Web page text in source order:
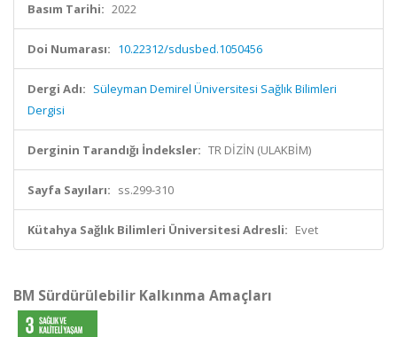
Basım Tarihi: 2022
Doi Numarası: 10.22312/sdusbed.1050456
Dergi Adı: Süleyman Demirel Üniversitesi Sağlık Bilimleri
Dergisi
Derginin Tarandığı İndeksler: TR DİZİN (ULAKBİM)
Sayfa Sayıları: ss.299-310
Kütahya Sağlık Bilimleri Üniversitesi Adresli: Evet
BM Sürdürülebilir Kalkınma Amaçları